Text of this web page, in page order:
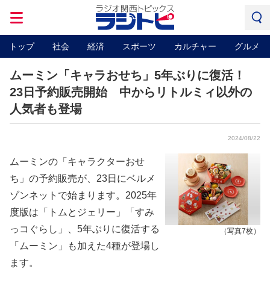
トップ 社会 経済 スポーツ カルチャー グルメ
ムーミン「キャラおせち」5年ぶりに復活！
23日予約販売開始 中からリトルミィ以外の
人気者も登場
2024/08/22
（写真7枚）
ムーミンの「キャラクターおせ
ち」の予約販売が、23日にベルメ
ゾンネットで始まります。2025年
度版は「トムとジェリー」「すみ
っコぐらし」、5年ぶりに復活する
「ムーミン」も加えた4種が登場し
ます。